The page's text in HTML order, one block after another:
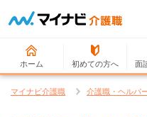
ホーム 初めての方へ 面
マイナビ介護職 介護職・ヘルパ